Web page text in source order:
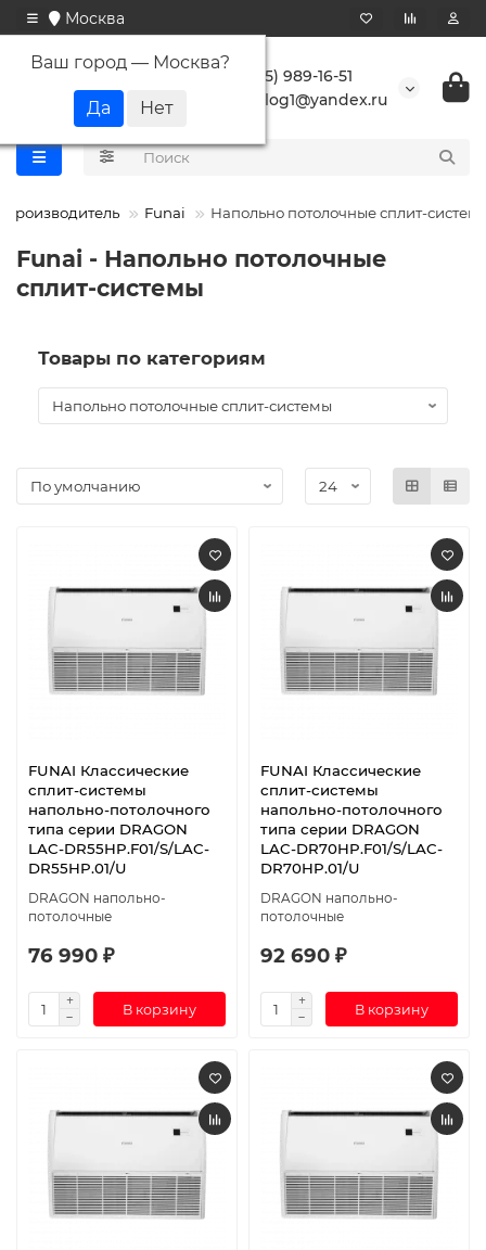
Москва
Ваш город — Москва?
+7 (495) 989-16-51
buranlog1@yandex.ru
Производитель Funai Напольно потолочные сплит-
Funai - Напольно потолочные
сплит-системы
Товары по категориям
FUNAI Классические
сплит-системы
напольно-потолочного
типа серии DRAGON
LAC-DR55HP.F01/S/LAC-
DR55HP.01/U
DRAGON напольно-
потолочные
76 990 ₽
В корзину
FUNAI Классические
сплит-системы
напольно-потолочного
типа серии DRAGON
LAC-DR70HP.F01/S/LAC-
DR70HP.01/U
DRAGON напольно-
потолочные
92 690 ₽
В корзину